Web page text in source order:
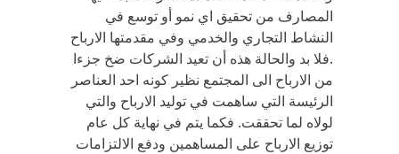
المصارف من تحقيق اي نمو أو توسع في
النشاط التجاري والخدمي وفي مقدمتها الارباح
.فلا بد والحالة هذه أن تعيد الشركات ضخ جزءا
من الارباح الى المجتمع نظير كونه احد العناصر
الرئيسة التي ساهمت في توليد الارباح والتي
لولاه لما تحققت. فكما يتم في نهاية كل عام
توزيع الارباح على المساهمين ودفع الالتزامات